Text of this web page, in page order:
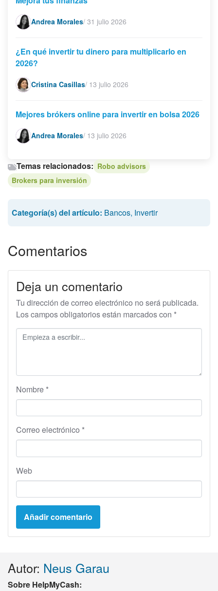
Andrea Morales/ 31 julio 2026
¿En qué invertir tu dinero para multiplicarlo en
2026?
Cristina Casillas/ 13 julio 2026
Mejores brókers online para invertir en bolsa 2026
Andrea Morales/ 13 julio 2026
Temas relacionados: Robo advisors
Brokers para inversión
Categoría(s) del artículo: Bancos, Invertir
Comentarios
Deja un comentario
Tu dirección de correo electrónico no será publicada.
Los campos obligatorios están marcados con *
Nombre *
Correo electrónico *
Web
Autor: Neus Garau
Sobre HelpMyCash: